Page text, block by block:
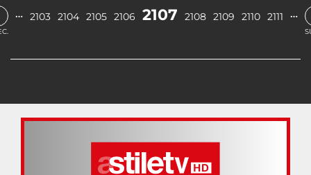
… 2103 2104 2105 2106 2107 2108 2109 2110 2111 …